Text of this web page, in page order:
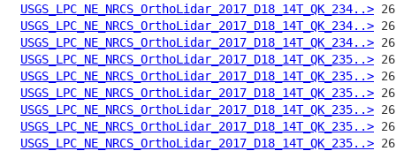
USGS_LPC_NE_NRCS_OrthoLidar_2017_D18_14T_QK_234..>
USGS_LPC_NE_NRCS_OrthoLidar_2017_D18_14T_QK_234..>
USGS_LPC_NE_NRCS_OrthoLidar_2017_D18_14T_QK_234..>
USGS_LPC_NE_NRCS_OrthoLidar_2017_D18_14T_QK_235..>
USGS_LPC_NE_NRCS_OrthoLidar_2017_D18_14T_QK_235..>
USGS_LPC_NE_NRCS_OrthoLidar_2017_D18_14T_QK_235..>
USGS_LPC_NE_NRCS_OrthoLidar_2017_D18_14T_QK_235..>
USGS_LPC_NE_NRCS_OrthoLidar_2017_D18_14T_QK_235..>
USGS_LPC_NE_NRCS_OrthoLidar_2017_D18_14T_QK_235..>